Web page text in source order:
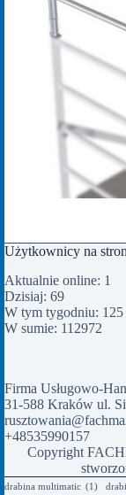
Użytkownicy na
Aktualnie online: 1
Dzisiaj: 69
W tym tygodniu: 125
W sumie: 112972
Firma Usługowo-
31-588 Kraków ul.
+48535990157
Copyright
drabina multimatic (1)